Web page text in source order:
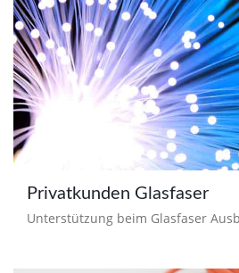
Privatkunden Glasfaser
Unterstützung beim Glasfaser